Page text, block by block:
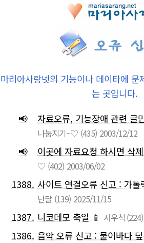
마리아사랑넷의 기능이나 데이타에 문
는 곳입니다.
📢
자료오류, 기능장애 관련 글
나눔지기~♡ (435) 2003/12/12
📢 이곳에 자료요청 하시면 삭
♡ (402) 2003/06/02
1388. 사이트 연결오류 신고 : 가톨
난달 (139) 2025/11/15
1387. 니코데모 축일 📱 서우석 (224)
1386. 음악 오류 신고 : 물이바다